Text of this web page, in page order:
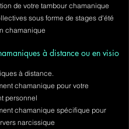
de votre tambour chamanique
sous forme de stages d'été
chamanique
à distance ou en visio
à distance.
chamanique pour votre
personnel
chamanique spécifique pour
narcissique